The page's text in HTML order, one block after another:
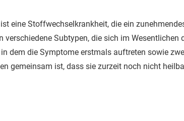
eine Stoffwechselkrankheit, die ein
verschiedene Subtypen, die sich im Wesentlichen
dem die Symptome erstmals auftreten sowie
gemeinsam ist, dass sie zurzeit noch nicht